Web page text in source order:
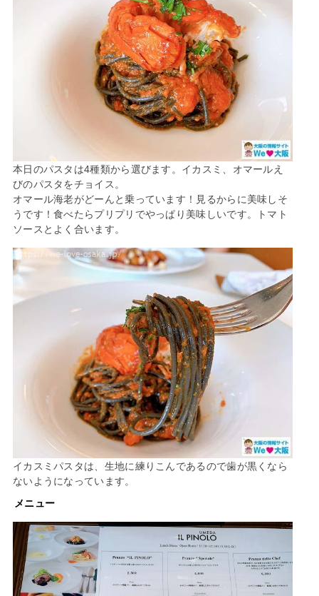
本日のパスタは4種類から選びます。イカスミ、オマールえ
びのパスタをチョイス。
オマール海老がどーんと乗っています！見るからに美味しそ
うです！食べたらプリプリでやっぱり美味しいです。トマト
ソースとよく合います。
イカスミパスタは、生地に練りこんであるので歯が黒くなら
ないようになっています。
メニュー